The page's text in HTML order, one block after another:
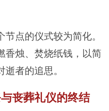
点的仪式较为简化。
香烛、焚烧纸钱，以简
者的追思。
丧葬礼仪的终结